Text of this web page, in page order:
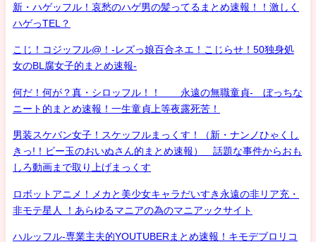
新・ハゲッフル！哀愁のハゲ男の髪ってるまとめ速報！！激しく
ハゲっTEL？
こじ！コジッフル@！-レズっ娘百合ネエ！こじらせ！50独身処
女のBL腐女子的まとめ速報-
何だ！何が？真・シロッフル！！ 永遠の無職童貞- ぼっちな
ニート的まとめ速報！一生童貞上等夜露死苦！
男装スケバン女子！スケッフルまっくす！（新・ナンノひゃくし
きっ!！ビー玉のおいぬさん的まとめ速報） 話題な事件からおも
しろ動画まで取り上げまっくす
ロボットアニメ！メカと美少女キャラだいすき永遠の非リア充・
非モテ星人 ！あらゆるマニアの為のマニアックサイト
ハルッフル-専業主夫的YOUTUBERまとめ速報！キモデブロリコ